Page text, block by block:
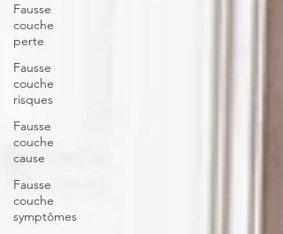
Fausse
couche
perte
Fausse
couche
risques
Fausse
couche
cause
Fausse
couche
symptômes